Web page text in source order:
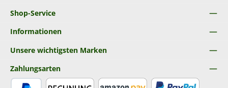
Shop-Service
Informationen
Unsere wichtigsten Marken
Zahlungsarten